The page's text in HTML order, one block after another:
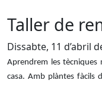
Taller de
Dissabte, 11 d’abril
Aprendrem les tècniques
casa. Amb plàntes fàcils